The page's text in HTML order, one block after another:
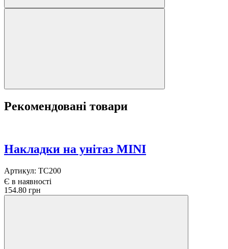
Рекомендовані товари
Накладки на унітаз MINI
Артикул: TC200
Є в наявності
154.80 грн